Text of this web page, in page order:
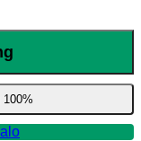
100%